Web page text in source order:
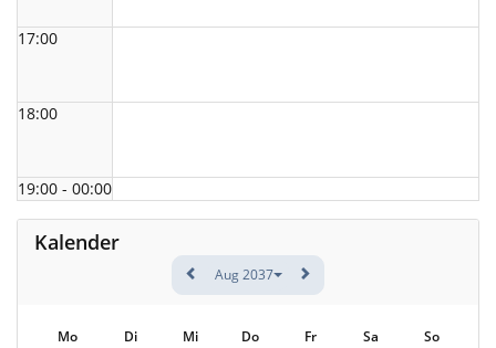
17:00
18:00
19:00 - 00:00
Kalender
Aug 2037
Mo Di Mi Do Fr Sa
So